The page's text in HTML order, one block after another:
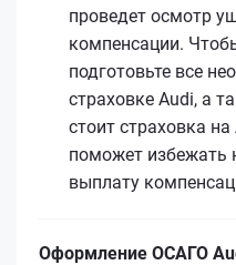
проведет осмотр
компенсации.
подготовьте все
страховке Audi, а
стоит страховка
поможет избежать
выплату
Оформление ОСАГО